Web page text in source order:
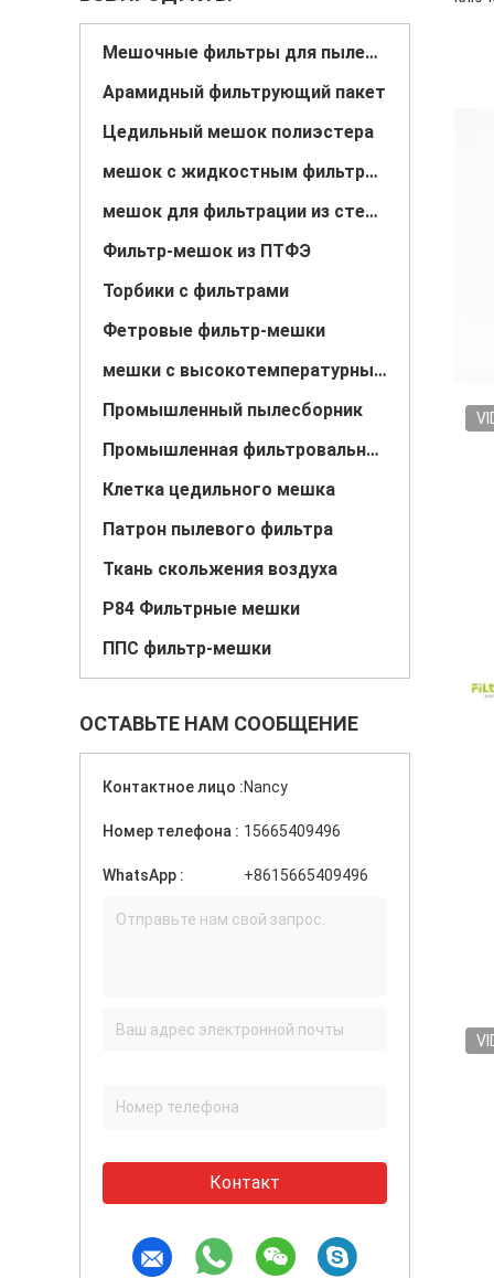
Мешочные фильтры для пылесборника
Арамидный фильтрующий пакет
Цедильный мешок полиэстера
мешок с жидкостным фильтром
мешок для фильтрации из стекловолокна
Фильтр-мешок из ПТФЭ
Торбики с фильтрами
Фетровые фильтр-мешки
мешки с высокотемпературными фильтрами
Промышленный пылесборник
Промышленная фильтровальная ткань
Клетка цедильного мешка
Патрон пылевого фильтра
Ткань скольжения воздуха
P84 Фильтрные мешки
ППС фильтр-мешки
ОСТАВЬТЕ НАМ СООБЩЕНИЕ
Контактное лицо :Nancy
Номер телефона : 15665409496
WhatsApp : +8615665409496
Контакт